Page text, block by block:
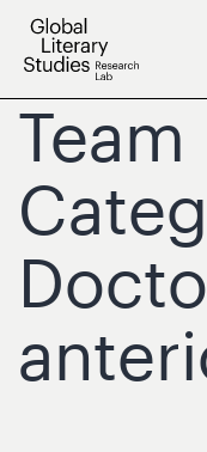
Saltar
contenido